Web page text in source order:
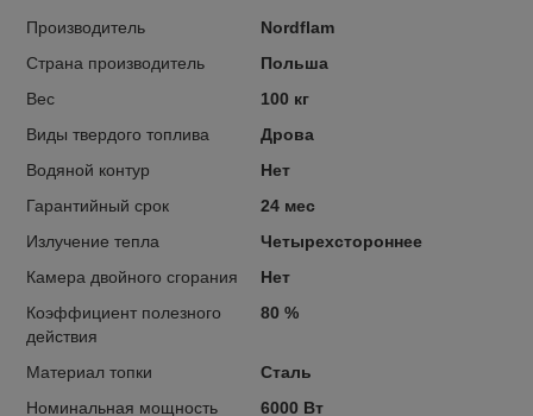
Производитель
Nordflam
Страна производитель
Польша
Вес
100 кг
Виды твердого топлива
Дрова
Водяной контур
Нет
Гарантийный срок
24 мес
Излучение тепла
Четырехстороннее
Камера двойного сгорания
Нет
Коэффициент полезного
действия
80 %
Материал топки
Сталь
Номинальная мощность
6000 Вт